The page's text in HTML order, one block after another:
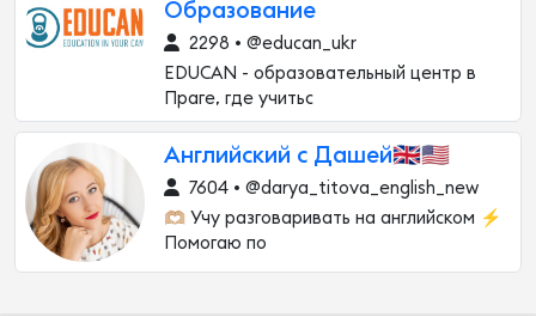
Образование
2298 • @educan_ukr
EDUCAN - образовательный центр в
Праге, где учитьс
Английский с Дашей🇬🇧🇺🇸
7604 • @darya_titova_english_new
🫶🏼 Учу разговаривать на английском ⚡️
Помогаю по